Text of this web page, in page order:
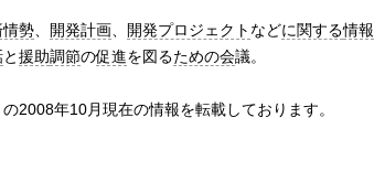
勢、 開発計画、 開発プロジェクト などに関する情報
と援助調節の促進を図るための会議。
2008年10月現在の情報を転載しております。